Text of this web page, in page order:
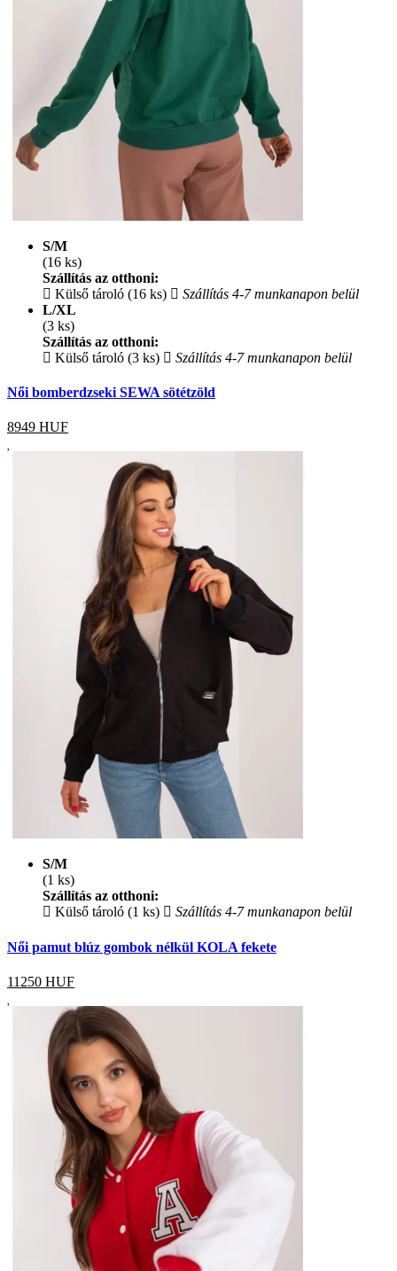
S/M
(16 ks)
Szállítás az otthoni:
Külső tároló (16 ks)
Szállítás 4-7 munkanapon belül
L/XL
(3 ks)
Szállítás az otthoni:
Külső tároló (3 ks)
Szállítás 4-7 munkanapon belül
Női bomberdzseki SEWA sötétzöld
8949 HUF
S/M
(1 ks)
Szállítás az otthoni:
Külső tároló (1 ks)
Szállítás 4-7 munkanapon belül
Női pamut blúz gombok nélkül KOLA fekete
11250 HUF